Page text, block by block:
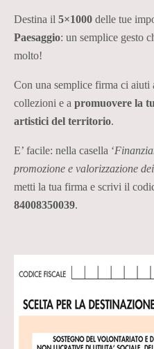
Destina il 5×1000 delle tue
Paesaggio: un semplice gesto
molto!
Con una semplice firma ci aiuti
collezioni e a promuovere la
artistici del territorio.
E’ facile: nella casella ‘
promozione e valorizzazione
metti la tua firma e scrivi il
84008350039.